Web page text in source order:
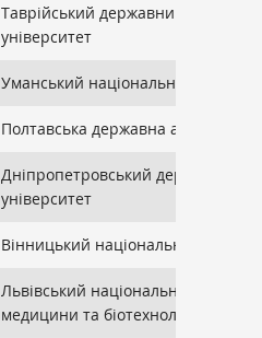
Таврійський державний
університет
Уманський національний
Полтавська державна аграрна
Дніпропетровський державний
університет
Вінницький національний
Львівський національний
медицини та біотехнологій ім. С.